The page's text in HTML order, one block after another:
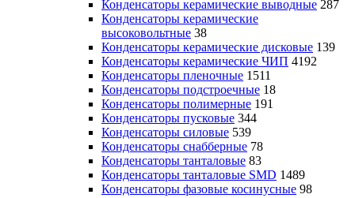
Конденсаторы керамические выводные 287
Конденсаторы керамические
высоковольтные 38
Конденсаторы керамические дисковые 139
Конденсаторы керамические ЧИП 4192
Конденсаторы пленочные 1511
Конденсаторы подстроечные 18
Конденсаторы полимерные 191
Конденсаторы пусковые 344
Конденсаторы силовые 539
Конденсаторы снабберные 78
Конденсаторы танталовые 83
Конденсаторы танталовые SMD 1489
Конденсаторы фазовые косинусные 98